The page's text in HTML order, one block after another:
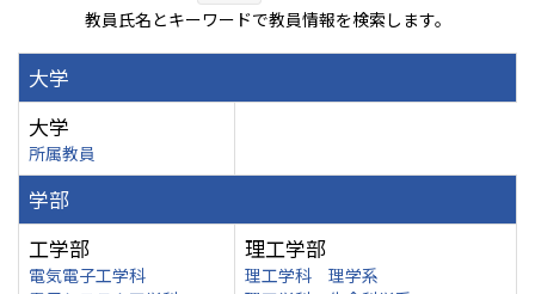
教員氏名とキーワードで教員情報を検索します。
大学
大学
所属教員
学部
工学部
電気電子工学科
理工学部
理工学科 理学系